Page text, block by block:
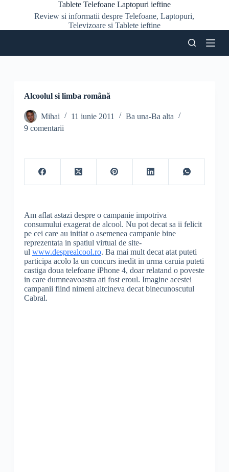
a
Tablete Telefoane Laptopuri ieftine
Review si informatii despre Telefoane, Laptopuri,
Televizoare si Tablete ieftine
Alcoolul si limba română
Mihai 11 iunie 2011
Ba una-Ba alta
9 comentarii
Am aflat astazi despre o campanie impotriva
consumului exagerat de alcool. Nu pot decat sa ii felicit
pe cei care au initiat o asemenea campanie bine
reprezentata in spatiul virtual de site-
ul www.desprealcool.ro. Ba mai mult decat atat puteti
participa acolo la un concurs inedit in urma caruia puteti
castiga doua telefoane iPhone 4, doar relatand o poveste
in care dumneavoastra ati fost eroul. Imagine acestei
campanii fiind nimeni altcineva decat binecunoscutul
Cabral.